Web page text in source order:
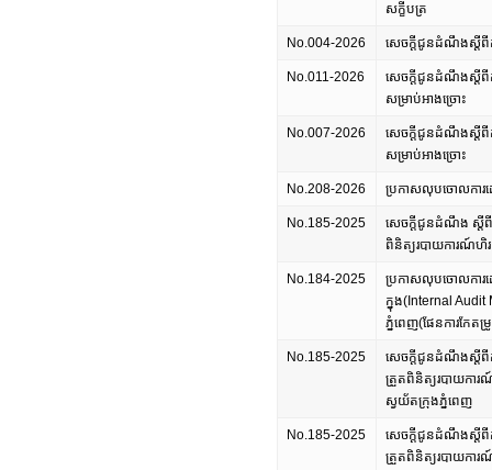
សក្ខីបត្រ
No.004-2026 សេចក្តីជូនដំណឹងស្តីពីកា
No.011-2026
សេចក្តីជូនដំណឹងស្តីពីកា
សម្រាប់អាងច្រោះ
No.007-2026
សេចក្តីជូនដំណឹងស្តីពីកា
សម្រាប់អាងច្រោះ
No.208-2026 ប្រកាសលុបចោលការដេ
No.185-2025
សេចក្តីជូនដំណឹង ស្តីពី
ពិនិត្យរបាយការណ៍ហិរ
No.184-2025
ប្រកាសលុបចោលការដ
ក្នុង(Internal Audit
ភ្នំពេញ(ផែនការកែតម្
No.185-2025
សេចក្តីជូនដំណឹងស្តីពីក
ត្រួតពិនិត្យរបាយការ
ស្វយ័តក្រុងភ្នំពេញ
No.185-2025
សេចក្តីជូនដំណឹងស្តីពីក
ត្រួតពិនិត្យរបាយការ